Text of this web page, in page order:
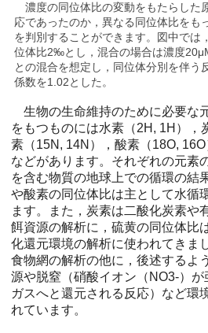
濃度の同位体比の変動をもたらした
応であったのか，異なる同位体比をも
を判別することができます。図中では
位体比2‰とし，混合の場合は濃度
との混合を想定し，同位体分別を伴う
係数を1.02とした。
生物の生命維持のために必要な
をもつものには水素（2H, 1H），
素（15N, 14N），酸素（18O, 16O
などがあります。それぞれの元素
を含む物質の地球上での循環の結
や酸素の同位体比は主として水循
ます。また，炭素は二酸化炭素や
餌資源の解析に，硫黄の同位体比
化還元環境の解析に使われてきま
食物網の解析の他に，後述するよ
源や脱窒（硝酸イオン（NO3-）
ガスへと還元される反応）など環
れています。